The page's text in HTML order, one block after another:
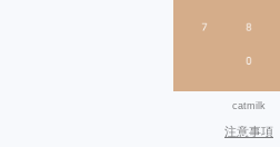
catmilk
注意事項